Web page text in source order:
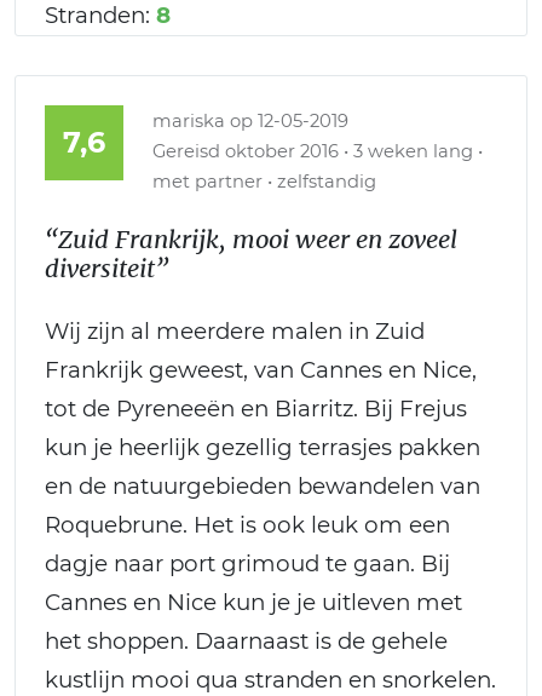
Stranden: 8
7,6
mariska op 12-05-2019
Gereisd oktober 2016 • 3 weken lang •
met partner • zelfstandig
“Zuid Frankrijk, mooi weer en zoveel
diversiteit”
Wij zijn al meerdere malen in Zuid
Frankrijk geweest, van Cannes en Nice,
tot de Pyreneeën en Biarritz. Bij Frejus
kun je heerlijk gezellig terrasjes pakken
en de natuurgebieden bewandelen van
Roquebrune. Het is ook leuk om een
dagje naar port grimoud te gaan. Bij
Cannes en Nice kun je je uitleven met
het shoppen. Daarnaast is de gehele
kustlijn mooi qua stranden en snorkelen.